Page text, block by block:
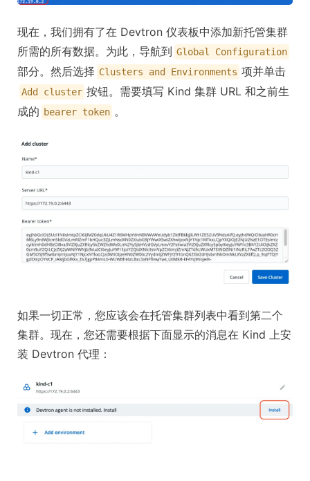
现在，我们拥有了在 Devtron 仪表板中添加新托管集群
所需的所有数据。为此，导航到 Global Configuration
部分。然后选择 Clusters and Environments 项并单击
Add cluster 按钮。需要填写 Kind 集群 URL 和之前生
成的 bearer token 。
如果一切正常，您应该会在托管集群列表中看到第二个
集群。现在，您还需要根据下面显示的消息在 Kind 上安
装 Devtron 代理：